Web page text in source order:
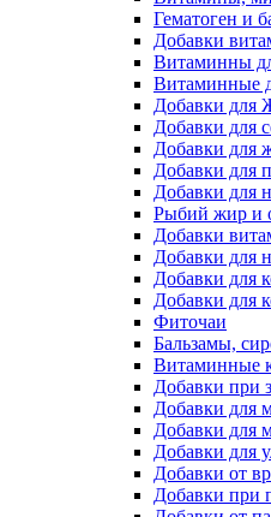
Гематоген и
Добавки
Витаминны
Витаминные
Добавки для
Добавки для
Добавки для
Добавки для
Добавки для
Рыбий жир и
Добавки
Добавки для
Добавки для
Добавки для
Фиточаи
Бальзамы,
Витаминные
Добавки при
Добавки для
Добавки для
Добавки для
Добавки от
Добавки при